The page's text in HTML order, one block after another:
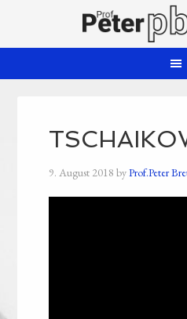
9. August 2018 byProf.Peter